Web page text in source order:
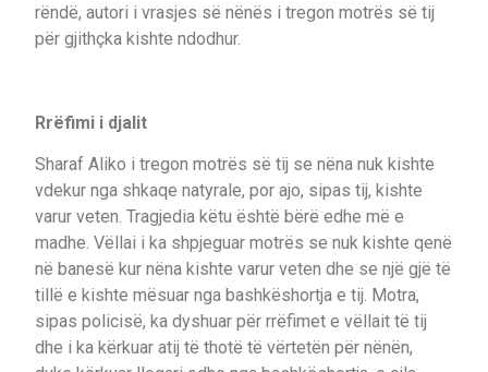
rëndë, autori i vrasjes së nënës i tregon motrës së tij
për gjithçka kishte ndodhur.
Rrëfimi i djalit
Sharaf Aliko i tregon motrës së tij se nëna nuk kishte
vdekur nga shkaqe natyrale, por ajo, sipas tij, kishte
varur veten. Tragjedia këtu është bërë edhe më e
madhe. Vëllai i ka shpjeguar motrës se nuk kishte qenë
në banesë kur nëna kishte varur veten dhe se një gjë të
tillë e kishte mësuar nga bashkëshortja e tij. Motra,
sipas policisë, ka dyshuar për rrëfimet e vëllait të tij
dhe i ka kërkuar atij të thotë të vërtetën për nënën,